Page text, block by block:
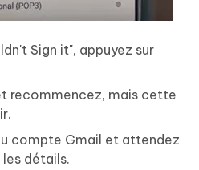
Sign it", appuyez sur
recommencez, mais cette
compte Gmail et attendez
détails.